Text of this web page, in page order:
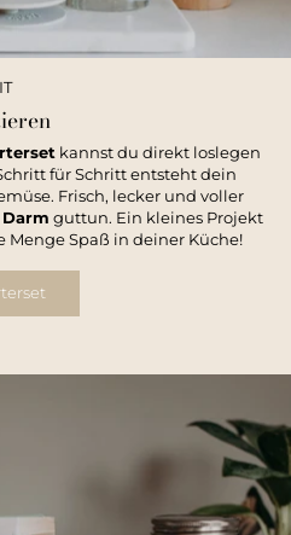
kannst du direkt loslegen
für Schritt entsteht dein
Frisch, lecker und voller
Darm guttun. Ein kleines Projekt
Spaß in deiner Küche!